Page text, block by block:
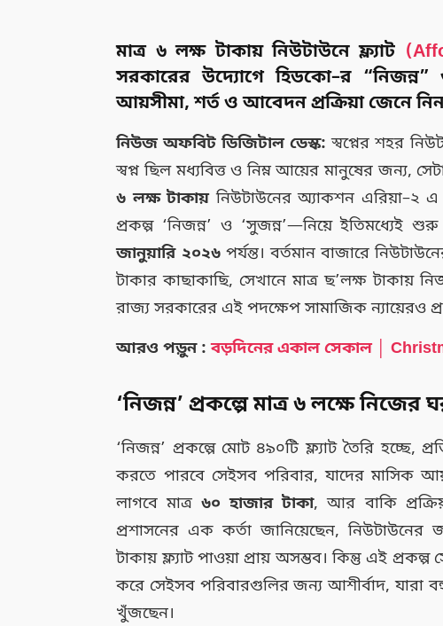
মাত্র ৬ লক্ষ টাকায় নিউটাউনে ফ্ল্যাট
সরকারের উদ্যোগে হিডকো–র
আয়সীমা, শর্ত ও আবেদন প্রক্রিয়া জেনে নিন
নিউজ অফবিট ডিজিটাল ডেস্ক: স্বপ্নের শহর
স্বপ্ন ছিল মধ্যবিত্ত ও নিম্ন আয়ের মানুষের জন্য,
৬ লক্ষ টাকায়নিউটাউনের অ্যাকশন এরিয়া–২
প্রকল্প ‘নিজন্ন’ ও ‘সুজন্ন’—নিয়ে ইতিমধ্যেই
জানুয়ারি ২০২৬পর্যন্ত। বর্তমান বাজারে
টাকার কাছাকাছি, সেখানে মাত্র ছ’লক্ষ
রাজ্য সরকারের এই পদক্ষেপ সামাজিক ন্যায়েরও
আরও পড়ুন : বড়দিনের একাল সেকাল │
‘নিজন্ন’ প্রকল্পে মাত্র ৬ লক্ষে নিজের
‘নিজন্ন’ প্রকল্পে মোট ৪৯০টি ফ্ল্যাট তৈরি হচ্ছে,
করতে পারবে সেইসব পরিবার, যাদের মাসিক
লাগবে মাত্র৬০ হাজার টাকা, আর বাকি
প্রশাসনের এক কর্তা জানিয়েছেন, নিউটাউনের
টাকায় ফ্ল্যাট পাওয়া প্রায় অসম্ভব। কিন্তু এই
করে সেইসব পরিবারগুলির জন্য আশীর্বাদ, যারা
খুঁজছেন।